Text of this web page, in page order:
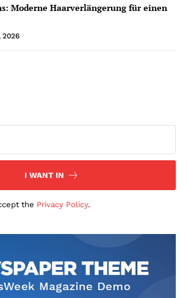
Moderne Haarverlängerung für einen
2026
I WANT IN
the Privacy Policy.